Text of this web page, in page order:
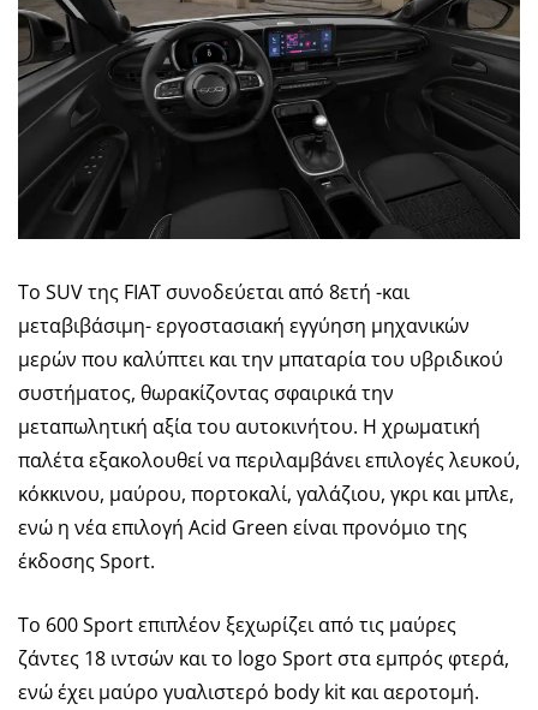
Το SUV της FIAT συνοδεύεται από 8ετή -και
μεταβιβάσιμη- εργοστασιακή εγγύηση μηχανικών
μερών που καλύπτει και την μπαταρία του υβριδικού
συστήματος, θωρακίζοντας σφαιρικά την
μεταπωλητική αξία του αυτοκινήτου. Η χρωματική
παλέτα εξακολουθεί να περιλαμβάνει επιλογές λευκού,
κόκκινου, μαύρου, πορτοκαλί, γαλάζιου, γκρι και μπλε,
ενώ η νέα επιλογή Acid Green είναι προνόμιο της
έκδοσης Sport.
Το 600 Sport επιπλέον ξεχωρίζει από τις μαύρες
ζάντες 18 ιντσών και το logo Sport στα εμπρός φτερά,
ενώ έχει μαύρο γυαλιστερό body kit και αεροτομή.